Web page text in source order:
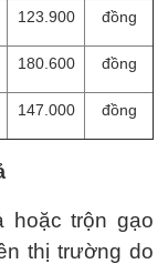
123.900 đồng
180.600 đồng
147.000 đồng
hoặc trộn gạo
thị trường do